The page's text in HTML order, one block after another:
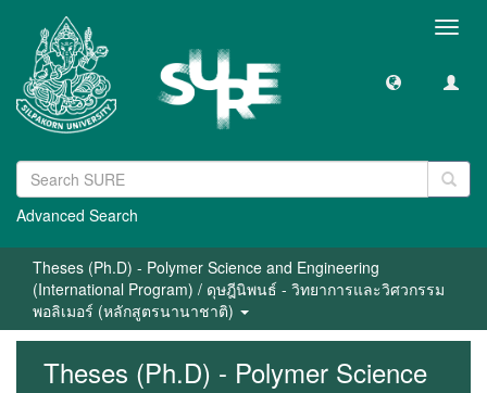
Advanced Search
Theses (Ph.D) - Polymer Science and Engineering
(International Program) / ดุษฎีนิพนธ์ - วิทยาการและวิศวกรรม
พอลิเมอร์ (หลักสูตรนานาชาติ)
Theses (Ph.D) - Polymer Science